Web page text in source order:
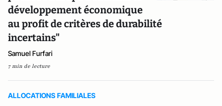
développement économique
au profit de critères de durabilité
incertains"
Samuel Furfari
7 min de lecture
ALLOCATIONS FAMILIALES